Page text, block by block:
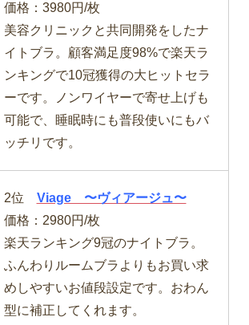
価格：3980円/枚
美容クリニックと共同開発をしたナ
イトブラ。顧客満足度98%で楽天ラ
ンキングで10冠獲得の大ヒットセラ
ーです。ノンワイヤーで寄せ上げも
可能で、睡眠時にも普段使いにもバ
ッチリです。
2位 Viage 〜ヴィアージュ〜
価格：2980円/枚
楽天ランキング9冠のナイトブラ。
ふんわりルームブラよりもお買い求
めしやすいお値段設定です。おわん
型に補正してくれます。